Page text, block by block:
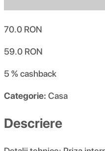
70.0 RON
59.0 RON
5 %cashback
Categorie: Casa
Descriere